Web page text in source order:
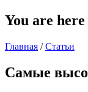
You are here
Главная / Статьи
Самые